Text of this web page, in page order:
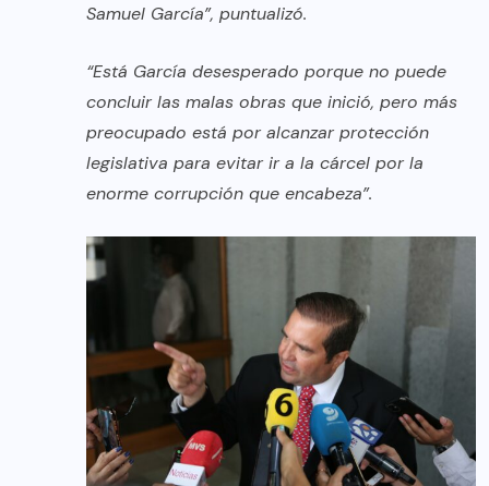
Samuel García”, puntualizó.
“Está García desesperado porque no puede
concluir las malas obras que inició, pero más
preocupado está por alcanzar protección
legislativa para evitar ir a la cárcel por la
enorme corrupción que encabeza”.